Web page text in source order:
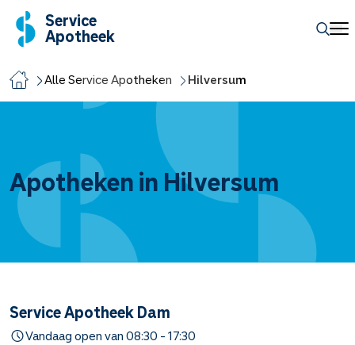
Service
Apotheek
Alle Service Apotheken Hilversum
Apotheken in Hilversum
Service Apotheek Dam
Vandaag open van08:30 -17:30